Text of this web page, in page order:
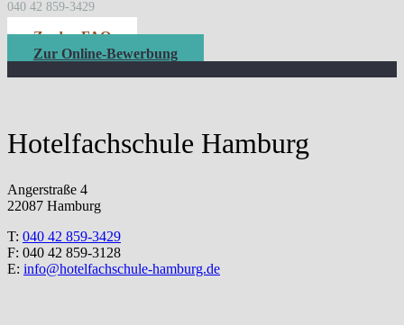
040 42 859-3429
Zu den FAQ
Zur Online-Bewerbung
Hotelfachschule Hamburg
Angerstraße 4
22087 Hamburg
T: 040 42 859-3429
F: 040 42 859-3128
E: info@hotelfachschule-hamburg.de